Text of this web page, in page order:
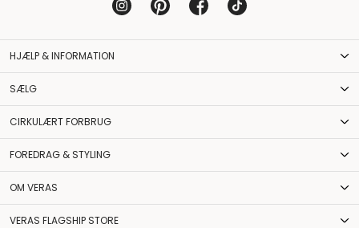
HJÆLP & INFORMATION
SÆLG
CIRKULÆRT FORBRUG
FOREDRAG & STYLING
OM VERAS
VERAS FLAGSHIP STORE